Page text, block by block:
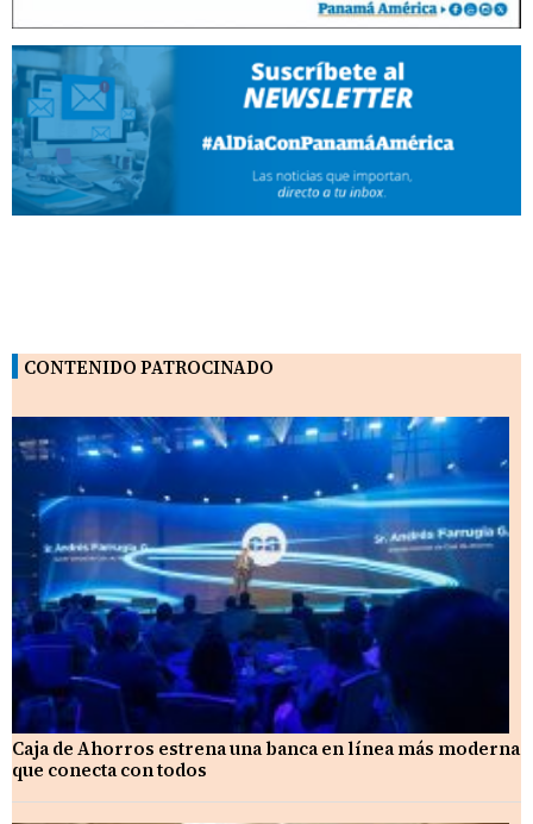
CONTENIDO PATROCINADO
Caja de Ahorros estrena una banca en línea más moderna
que conecta con todos